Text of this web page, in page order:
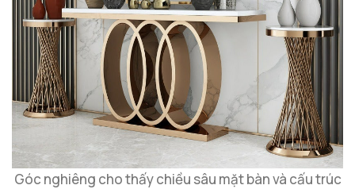
Góc nghiêng cho thấy chiều sâu mặt bàn và cấu trúc